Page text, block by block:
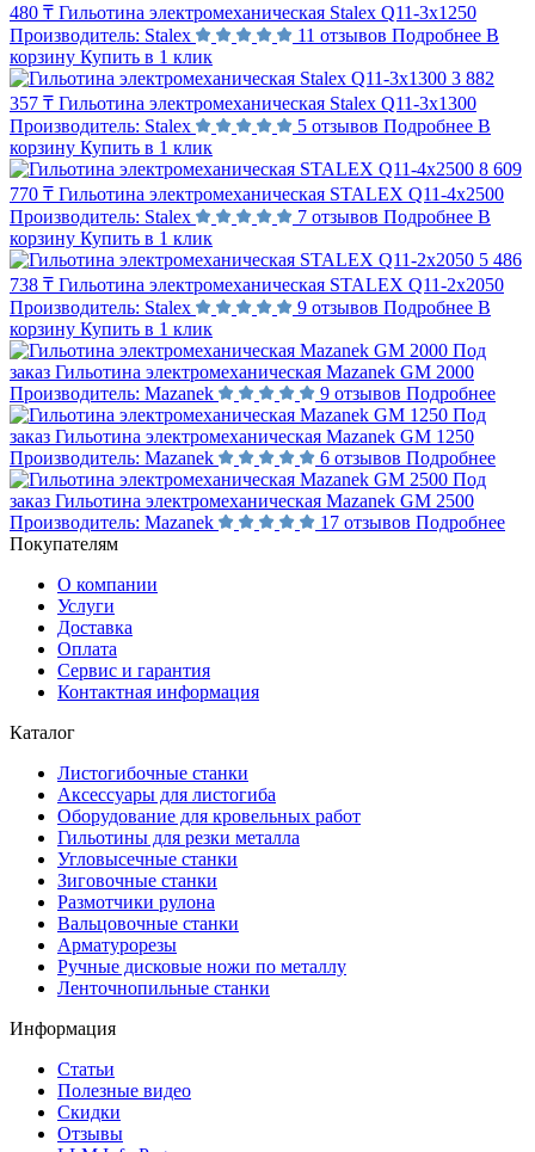
480 ₸ Гильотина электромеханическая Stalex Q11-3x1250
Производитель: Stalex 11 отзывов Подробнее В
корзину Купить в 1 клик
3 882
357 ₸ Гильотина электромеханическая Stalex Q11-3x1300
Производитель: Stalex 5 отзывов Подробнее В
корзину Купить в 1 клик
8 609
770 ₸ Гильотина электромеханическая STALEX Q11-4x2500
Производитель: Stalex 7 отзывов Подробнее В
корзину Купить в 1 клик
5 486
738 ₸ Гильотина электромеханическая STALEX Q11-2x2050
Производитель: Stalex 9 отзывов Подробнее В
корзину Купить в 1 клик
Под
заказ Гильотина электромеханическая Mazanek GM 2000
Производитель: Mazanek 9 отзывов Подробнее
Под
заказ Гильотина электромеханическая Mazanek GM 1250
Производитель: Mazanek 6 отзывов Подробнее
Под
заказ Гильотина электромеханическая Mazanek GM 2500
Производитель: Mazanek 17 отзывов Подробнее
Покупателям
О компании
Услуги
Доставка
Оплата
Сервис и гарантия
Контактная информация
Каталог
Листогибочные станки
Аксессуары для листогиба
Оборудование для кровельных работ
Гильотины для резки металла
Угловысечные станки
Зиговочные станки
Размотчики рулона
Вальцовочные станки
Арматурорезы
Ручные дисковые ножи по металлу
Ленточнопильные станки
Информация
Статьи
Полезные видео
Скидки
Отзывы